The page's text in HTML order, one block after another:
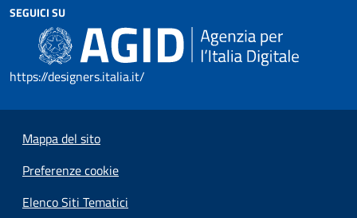
SEGUICI SU
https://designers.italia.it/
Mappa del sito
Preferenze cookie
Elenco Siti Tematici